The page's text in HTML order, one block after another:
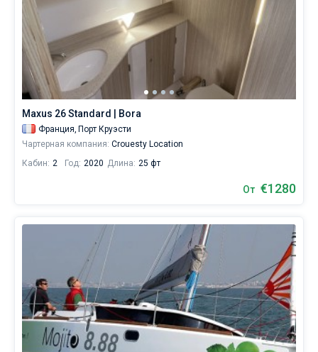
Maxus 26 Standard | Bora
Франция, Порт Круэсти
Чартерная компания: Crouesty Location
Кабин: 2 Год: 2020 Длина: 25 фт
От €1280